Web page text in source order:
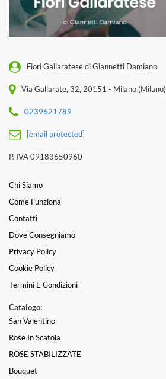
Fiori Gallaratese di Giannetti Damiano
Via Gallarate, 32, 20151 - Milano (Milano)
0239621789
[email protected]
P. IVA 09183650960
Chi Siamo
Come Funziona
Contatti
Dove Consegniamo
Privacy Policy
Cookie Policy
Termini E Condizioni
Catalogo:
San Valentino
Rose In Scatola
ROSE STABILIZZATE
Bouquet